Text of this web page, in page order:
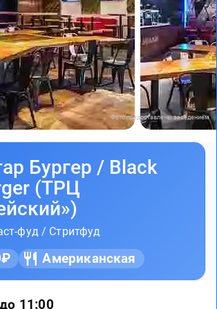
Фото предоставлены заведением
Бургер / Black
(ТРЦ
фуд / Стритфуд
Американская
11:00